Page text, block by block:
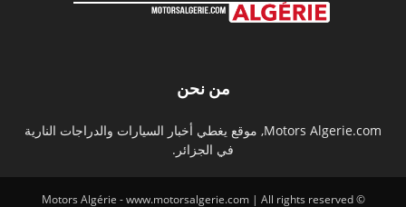
من نحن
Motors Algerie.com, موقع يغطي أخبار السيارات والدراجات النارية
في الجزائر.
© Motors Algérie - www.motorsalgerie.com | All rights reserved